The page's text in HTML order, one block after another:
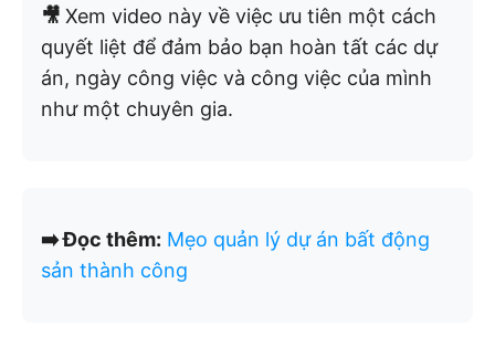
🎥 Xem video này về việc ưu tiên một cách
quyết liệt để đảm bảo bạn hoàn tất các dự
án, ngày công việc và công việc của mình
như một chuyên gia.
➡️ Đọc thêm: Mẹo quản lý dự án bất động
sản thành công